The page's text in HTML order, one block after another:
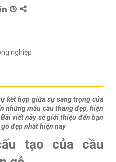
nghiệp
kết hợp giữa sự sang trọng của
những mẫu cầu thang đẹp, hiện
viết này sẽ giới thiệu đến bạn
đẹp nhất hiện nay
tạo của cầu